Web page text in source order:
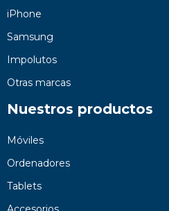
iPhone
Samsung
Impolutos
Otras marcas
Nuestros productos
Móviles
Ordenadores
Tablets